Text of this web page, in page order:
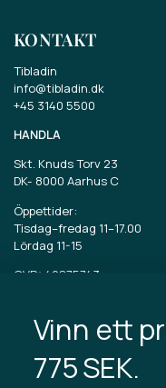
KONTAKT
Tibladin
info@tibladin.dk
+45 3140 5500
HANDLA
Skt. Knuds Torv 23
DK- 8000 Aarhus C
Öppettider:
Tisdag–fredag 11–17.00
Lördag 11-15
CVR: 40875743
TIBLADIN
Om Tibladin
Blogg
Vinn ett
775 SEK.